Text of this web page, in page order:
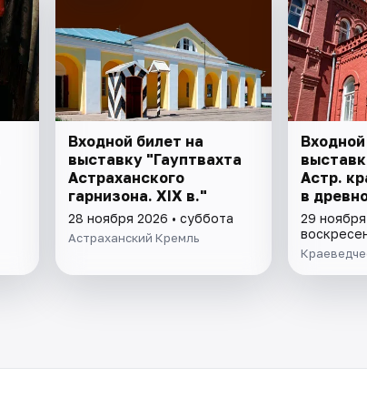
Входной билет на
выставку "Гауптвахта
Астраханского
гарнизона. XIX в."
28 ноября 2026 • суббота
Астраханский Кремль
Астр.
в
29